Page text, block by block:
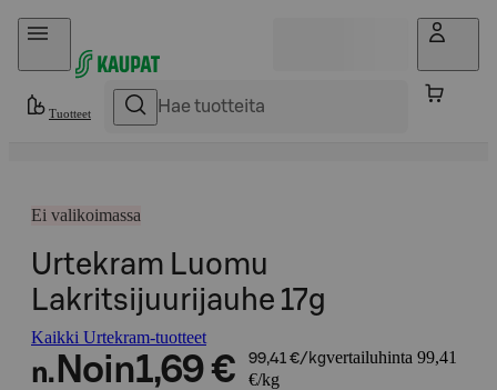
Hyppää sisältöön
Tuotteet
Ei valikoimassa
Urtekram Luomu
Lakritsijuurijauhe 17g
Kaikki Urtekram-tuotteet
n. Noin1,69 € 99,41 €/kgvertailuhinta 99,41
€/kg